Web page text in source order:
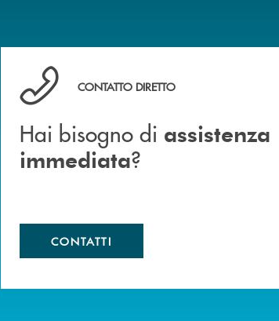
Hai bisogno di assistenza immediata ?
CONTATTO DIRETTO
Hai bisogno di assistenza
immediata?
CONTATTI